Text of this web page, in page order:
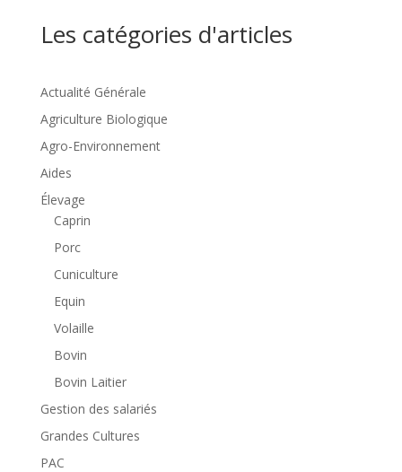
Les catégories d'articles
Actualité Générale
Agriculture Biologique
Agro-Environnement
Aides
Élevage
Caprin
Porc
Cuniculture
Equin
Volaille
Bovin
Bovin Laitier
Gestion des salariés
Grandes Cultures
PAC